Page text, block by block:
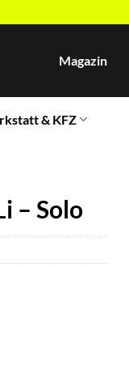
Magazin
& KFZ
– Solo